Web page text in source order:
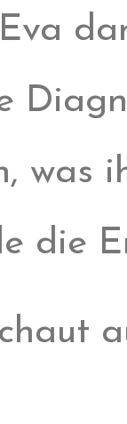
was
die